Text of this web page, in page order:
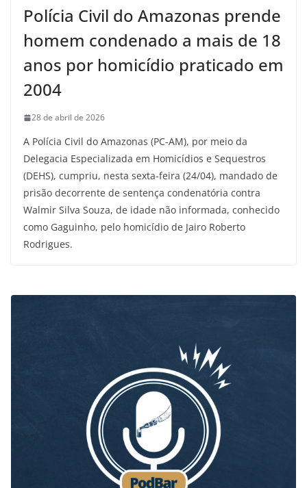
Polícia Civil do Amazonas prende
homem condenado a mais de 18
anos por homicídio praticado em
2004
28 de abril de 2026
A Polícia Civil do Amazonas (PC-AM), por meio da
Delegacia Especializada em Homicídios e Sequestros
(DEHS), cumpriu, nesta sexta-feira (24/04), mandado de
prisão decorrente de sentença condenatória contra
Walmir Silva Souza, de idade não informada, conhecido
como Gaguinho, pelo homicídio de Jairo Roberto
Rodrigues.